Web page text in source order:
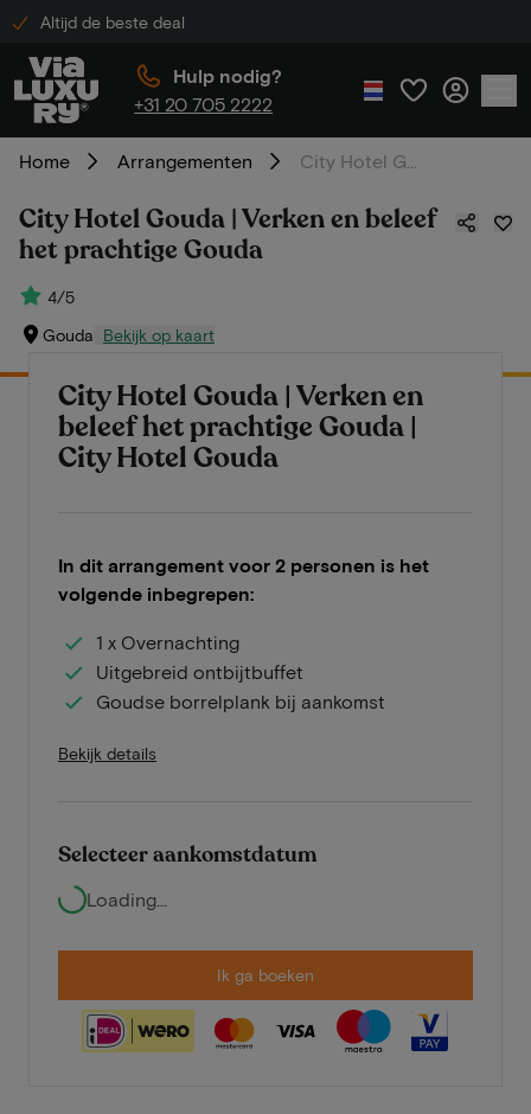
Altijd de beste deal
Hulp nodig?
+31 20 705 2222
Home Arrangementen
City Hotel Gouda | Verken en beleef
het prachtige Gouda
4/5
Gouda Bekijk op kaart
City Hotel Gouda | Verken en
beleef het prachtige Gouda |
City Hotel Gouda
In dit arrangement voor 2 personen is het
volgende inbegrepen:
1 x Overnachting
Uitgebreid ontbijtbuffet
Goudse borrelplank bij aankomst
Bekijk details
Selecteer aankomstdatum
Loading...
Ik ga boeken